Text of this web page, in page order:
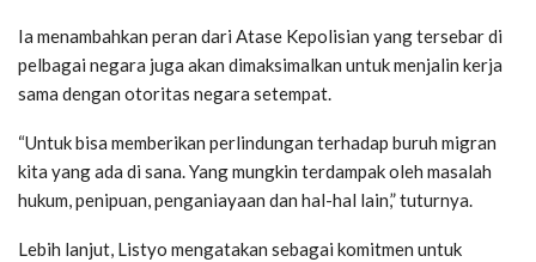
Ia menambahkan peran dari Atase Kepolisian yang tersebar di
pelbagai negara juga akan dimaksimalkan untuk menjalin kerja
sama dengan otoritas negara setempat.
“Untuk bisa memberikan perlindungan terhadap buruh migran
kita yang ada di sana. Yang mungkin terdampak oleh masalah
hukum, penipuan, penganiayaan dan hal-hal lain,” tuturnya.
Lebih lanjut, Listyo mengatakan sebagai komitmen untuk